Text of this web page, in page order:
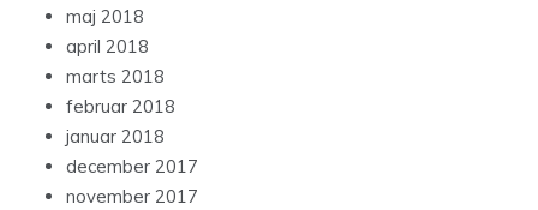
maj 2018
april 2018
marts 2018
februar 2018
januar 2018
december 2017
november 2017